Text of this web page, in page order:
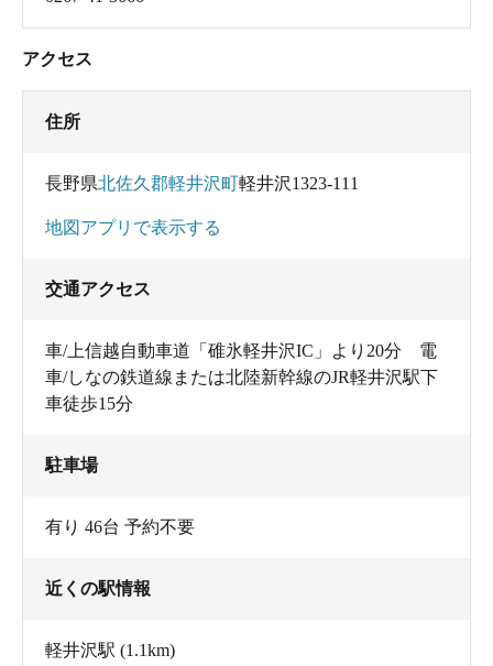
アクセス
住所
長野県北佐久郡軽井沢町軽井沢1323-111
地図アプリで表示する
交通アクセス
車/上信越自動車道「碓氷軽井沢IC」より20分 電
車/しなの鉄道線または北陸新幹線のJR軽井沢駅下
車徒歩15分
駐車場
有り 46台 予約不要
近くの駅情報
軽井沢駅 (1.1km)